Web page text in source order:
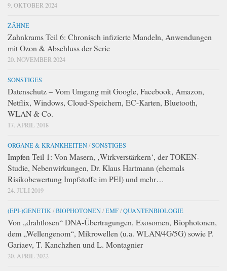
9. OKTOBER 2024
ZÄHNE
Zahnkrams Teil 6: Chronisch infizierte Mandeln, Anwendungen
mit Ozon & Abschluss der Serie
20. NOVEMBER 2024
SONSTIGES
Datenschutz – Vom Umgang mit Google, Facebook, Amazon,
Netflix, Windows, Cloud-Speichern, EC-Karten, Bluetooth,
WLAN & Co.
17. APRIL 2018
ORGANE & KRANKHEITEN/SONSTIGES
Impfen Teil 1: Von Masern, ‚Wirkverstärkern‘, der TOKEN-
Studie, Nebenwirkungen, Dr. Klaus Hartmann (ehemals
Risikobewertung Impfstoffe im PEI) und mehr…
24. JULI 2019
(EPI-)GENETIK /BIOPHOTONEN/EMF/QUANTENBIOLOGIE
Von „drahtlosen“ DNA-Übertragungen, Exosomen, Biophotonen,
dem „Wellengenom“, Mikrowellen (u.a. WLAN/4G/5G) sowie P.
Gariaev, T. Kanchzhen und L. Montagnier
20. APRIL 2022